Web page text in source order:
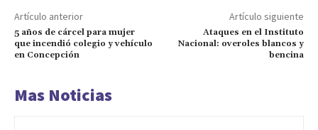
Artículo anterior
5 años de cárcel para mujer
que incendió colegio y vehículo
en Concepción
Artículo siguiente
Ataques en el Instituto
Nacional: overoles blancos y
bencina
Mas Noticias